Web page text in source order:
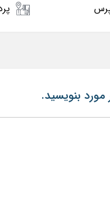
مورد بنویسید.